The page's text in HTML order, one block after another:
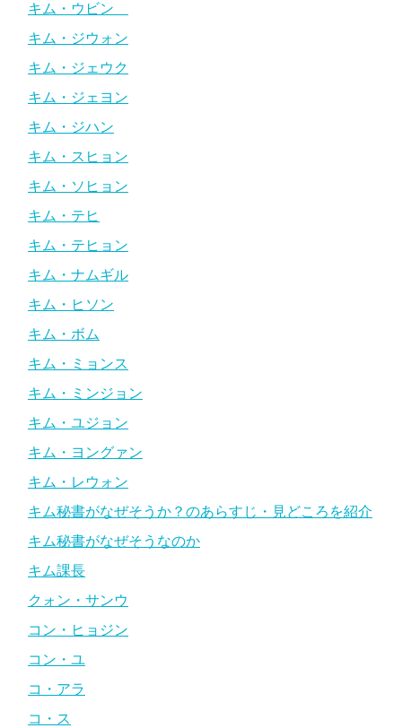
キム・ウビン
キム・ジウォン
キム・ジェウク
キム・ジェヨン
キム・ジハン
キム・スヒョン
キム・ソヒョン
キム・テヒ
キム・テヒョン
キム・ナムギル
キム・ヒソン
キム・ボム
キム・ミョンス
キム・ミンジョン
キム・ユジョン
キム・ヨングァン
キム・レウォン
キム秘書がなぜそうか？のあらすじ・見どころを紹介
キム秘書がなぜそうなのか
キム課長
クォン・サンウ
コン・ヒョジン
コン・ユ
コ・アラ
コ・ス